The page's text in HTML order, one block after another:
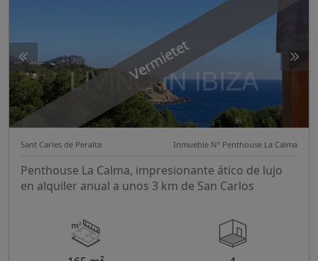
Vermietet
Sant Carles de Peralta Inmueble Nº Penthouse La Calma
Penthouse La Calma, impresionante ático de lujo
en alquiler anual a unos 3 km de San Carlos